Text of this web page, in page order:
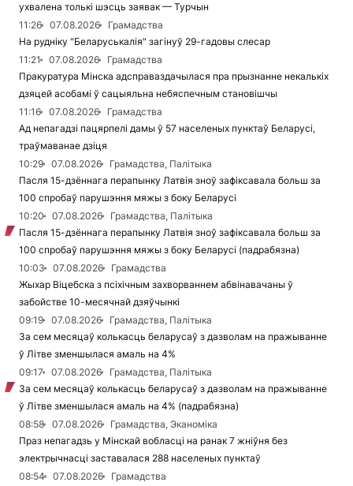
ухвалена толькі шэсць заявак — Турчын
11:26
07.08.2026
Грамадства
На рудніку "Беларуськалія" загінуў 29-гадовы слесар
11:21
07.08.2026
Грамадства
Пракуратура Мінска адсправаздачылася пра прызнанне некалькіх
дзяцей асобамі ў сацыяльна небяспечным становішчы
11:16
07.08.2026
Грамадства
Ад непагадзі пацярпелі дамы ў 57 населеных пунктаў Беларусі,
траўмаванае дзіця
10:29
07.08.2026
Грамадства, Палітыка
Пасля 15-дзённага перапынку Латвія зноў зафіксавала больш за
100 спробаў парушэння мяжы з боку Беларусі
10:20
07.08.2026
Грамадства, Палітыка
Пасля 15-дзённага перапынку Латвія зноў зафіксавала больш за
100 спробаў парушэння мяжы з боку Беларусі (падрабязна)
10:03
07.08.2026
Грамадства
Жыхар Віцебска з псіхічным захворваннем абвінавачаны ў
забойстве 10-месячнай дзяўчынкі
09:19
07.08.2026
Грамадства, Палітыка
За сем месяцаў колькасць беларусаў з дазволам на пражыванне
ў Літве зменшылася амаль на 4%
09:17
07.08.2026
Грамадства, Палітыка
За сем месяцаў колькасць беларусаў з дазволам на пражыванне
ў Літве зменшылася амаль на 4% (падрабязна)
08:58
07.08.2026
Грамадства, Эканоміка
Праз непагадзь у Мінскай вобласці на ранак 7 жніўня без
электрычнасці заставалася 288 населеных пунктаў
08:54
07.08.2026
Грамадства